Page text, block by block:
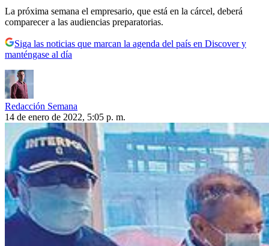
La próxima semana el empresario, que está en la cárcel, deberá
comparecer a las audiencias preparatorias.
Siga las noticias que marcan la agenda del país en Discover y
manténgase al día
Redacción Semana
14 de enero de 2022, 5:05 p. m.